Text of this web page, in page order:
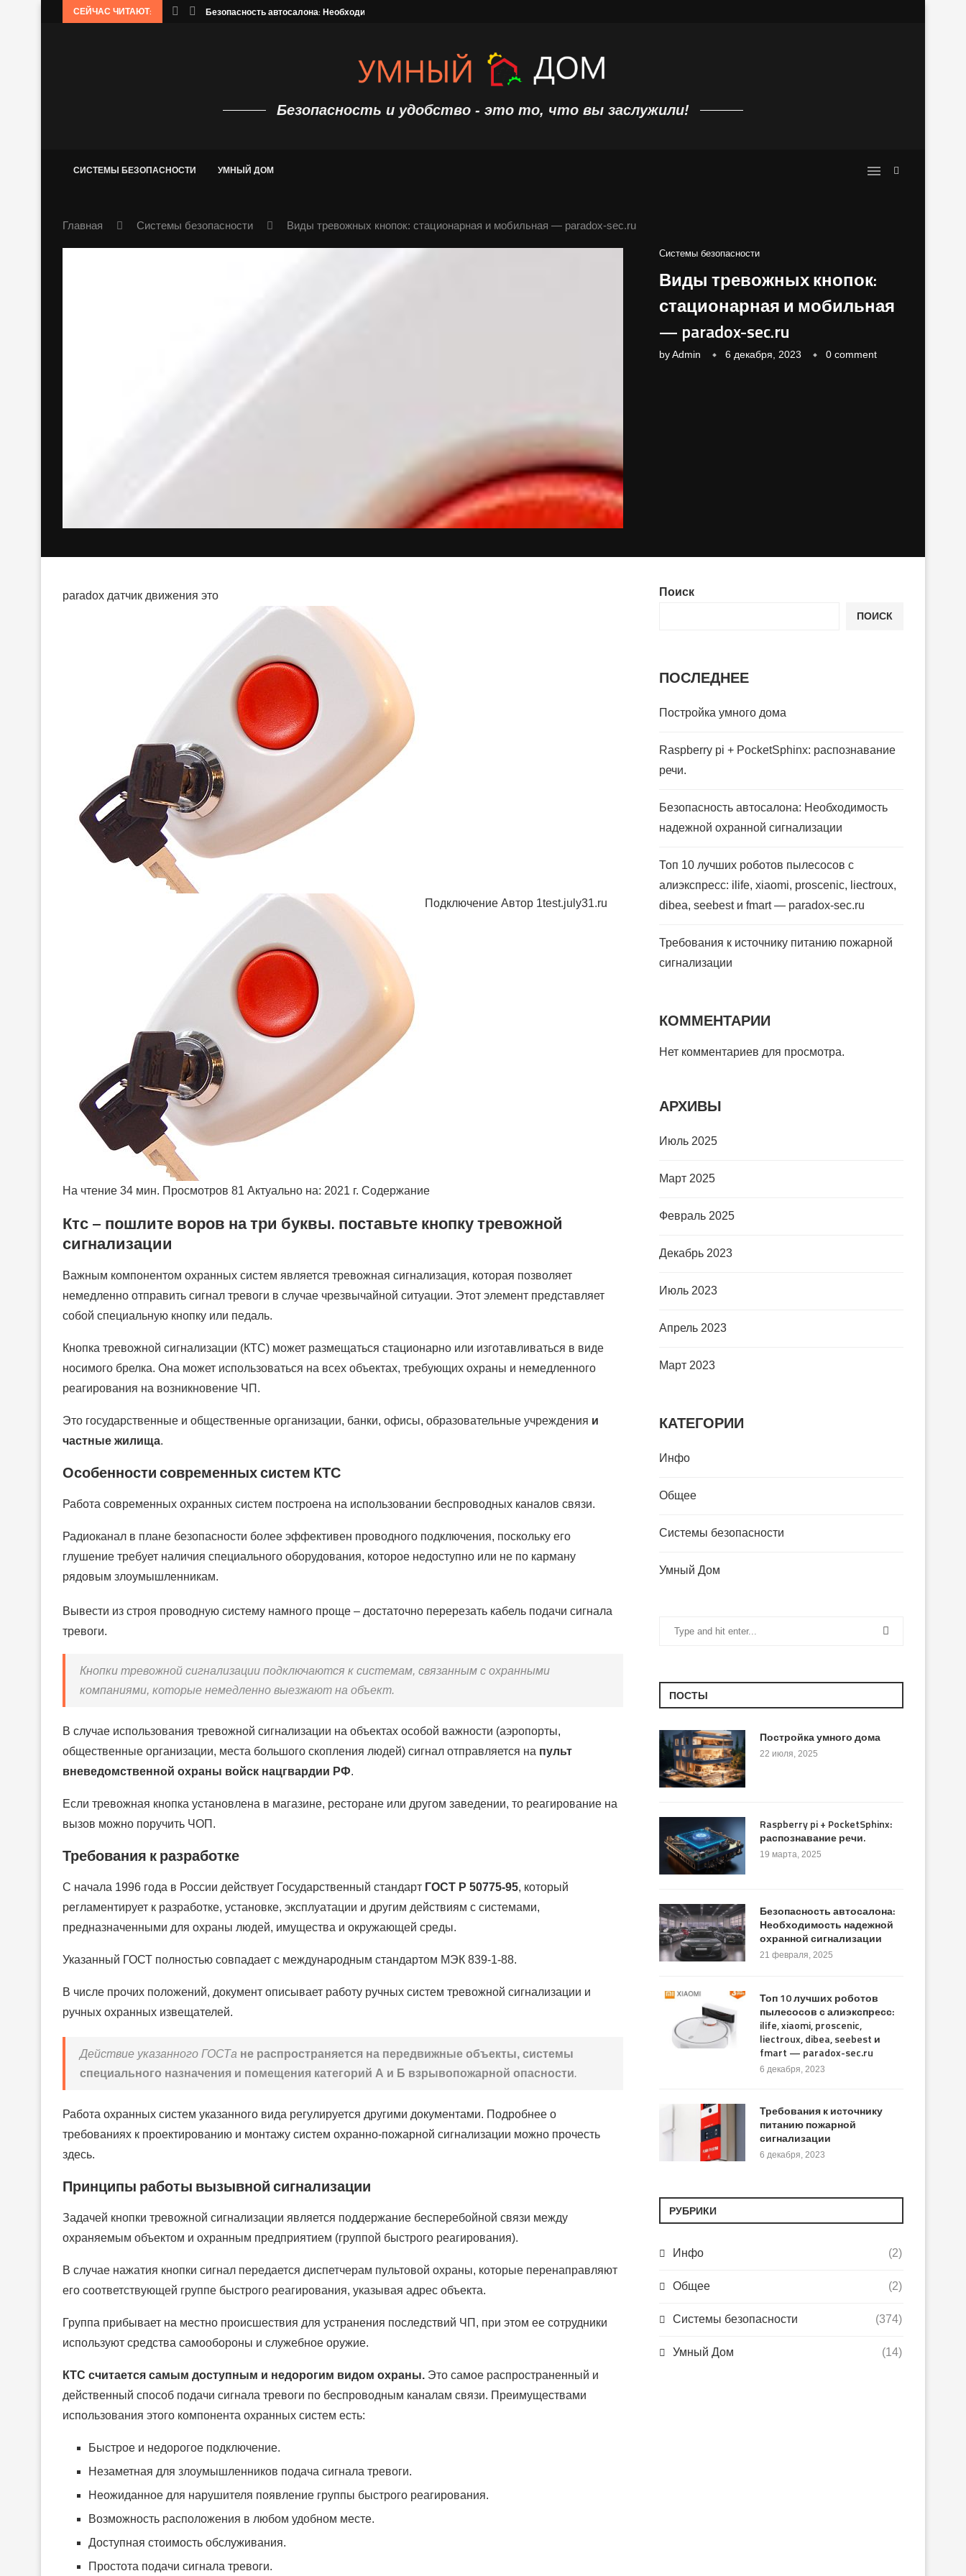
СЕЙЧАС ЧИТАЮТ:
распознавание речи. Безопасность автосалона: Необходимость надежной охранной сигнализации
Безопасность и удобство - это то, что вы заслужили!
СИСТЕМЫ БЕЗОПАСНОСТИ УМНЫЙ ДОМ
Главная Системы безопасности Виды тревожных кнопок: стационарная и мобильная — paradox-sec.ru
Системы безопасности
Виды тревожных кнопок:
стационарная и мобильная
— paradox-sec.ru
byAdmin 6 декабря, 2023 0 comment
paradox датчик движения это
Подключение Автор 1test.july31.ru
На чтение 34 мин. Просмотров 81 Актуально на: 2021 г. Содержание
Ктс – пошлите воров на три буквы. поставьте кнопку тревожной
сигнализации
Важным компонентом охранных систем является тревожная сигнализация, которая позволяет
немедленно отправить сигнал тревоги в случае чрезвычайной ситуации. Этот элемент представляет
собой специальную кнопку или педаль.
Кнопка тревожной сигнализации (КТС) может размещаться стационарно или изготавливаться в виде
носимого брелка. Она может использоваться на всех объектах, требующих охраны и немедленного
реагирования на возникновение ЧП.
Это государственные и общественные организации, банки, офисы, образовательные учреждения и
частные жилища.
Особенности современных систем КТС
Работа современных охранных систем построена на использовании беспроводных каналов связи.
Радиоканал в плане безопасности более эффективен проводного подключения, поскольку его
глушение требует наличия специального оборудования, которое недоступно или не по карману
рядовым злоумышленникам.
Вывести из строя проводную систему намного проще – достаточно перерезать кабель подачи сигнала
тревоги.
Кнопки тревожной сигнализации подключаются к системам, связанным с охранными
компаниями, которые немедленно выезжают на объект.
В случае использования тревожной сигнализации на объектах особой важности (аэропорты,
общественные организации, места большого скопления людей) сигнал отправляется на пульт
вневедомственной охраны войск нацгвардии РФ.
Если тревожная кнопка установлена в магазине, ресторане или другом заведении, то реагирование на
вызов можно поручить ЧОП.
Требования к разработке
С начала 1996 года в России действует Государственный стандарт ГОСТ Р 50775-95, который
регламентирует к разработке, установке, эксплуатации и другим действиям с системами,
предназначенными для охраны людей, имущества и окружающей среды.
Указанный ГОСТ полностью совпадает с международным стандартом МЭК 839-1-88.
В числе прочих положений, документ описывает работу ручных систем тревожной сигнализации и
ручных охранных извещателей.
Действие указанного ГОСТа не распространяется на передвижные объекты, системы
специального назначения и помещения категорий А и Б взрывопожарной опасности.
Работа охранных систем указанного вида регулируется другими документами. Подробнее о
требованиях к проектированию и монтажу систем охранно-пожарной сигнализации можно прочесть
здесь.
Принципы работы вызывной сигнализации
Задачей кнопки тревожной сигнализации является поддержание бесперебойной связи между
охраняемым объектом и охранным предприятием (группой быстрого реагирования).
В случае нажатия кнопки сигнал передается диспетчерам пультовой охраны, которые перенаправляют
его соответствующей группе быстрого реагирования, указывая адрес объекта.
Группа прибывает на местно происшествия для устранения последствий ЧП, при этом ее сотрудники
используют средства самообороны и служебное оружие.
КТС считается самым доступным и недорогим видом охраны. Это самое распространенный и
действенный способ подачи сигнала тревоги по беспроводным каналам связи. Преимуществами
использования этого компонента охранных систем есть:
Быстрое и недорогое подключение.
Незаметная для злоумышленников подача сигнала тревоги.
Неожиданное для нарушителя появление группы быстрого реагирования.
Возможность расположения в любом удобном месте.
Доступная стоимость обслуживания.
Простота подачи сигнала тревоги.
Поиск
ПОИСК
ПОСЛЕДНЕЕ
Постройка умного дома
Raspberry pi + PocketSphinx: распознавание
речи.
Безопасность автосалона: Необходимость
надежной охранной сигнализации
Топ 10 лучших роботов пылесосов с
алиэкспресс: ilife, xiaomi, proscenic, liectroux,
dibea, seebest и fmart — paradox-sec.ru
Требования к источнику питанию пожарной
сигнализации
КОММЕНТАРИИ
Нет комментариев для просмотра.
АРХИВЫ
Июль 2025
Март 2025
Февраль 2025
Декабрь 2023
Июль 2023
Апрель 2023
Март 2023
КАТЕГОРИИ
Инфо
Общее
Системы безопасности
Умный Дом
ПОСТЫ
Постройка умного дома
22 июля, 2025
Raspberry pi + PocketSphinx:
распознавание речи.
19 марта, 2025
Безопасность автосалона:
Необходимость надежной
охранной сигнализации
21 февраля, 2025
Топ 10 лучших роботов
пылесосов с алиэкспресс:
ilife, xiaomi, proscenic,
liectroux, dibea, seebest и
fmart — paradox-sec.ru
6 декабря, 2023
Требования к источнику
питанию пожарной
сигнализации
6 декабря, 2023
РУБРИКИ
Инфо (2)
Общее (2)
Системы безопасности (374)
Умный Дом (14)